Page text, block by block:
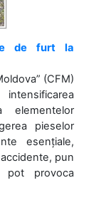
de furt la
(CFM)
pieselor
esențiale,
pun
pot provoca